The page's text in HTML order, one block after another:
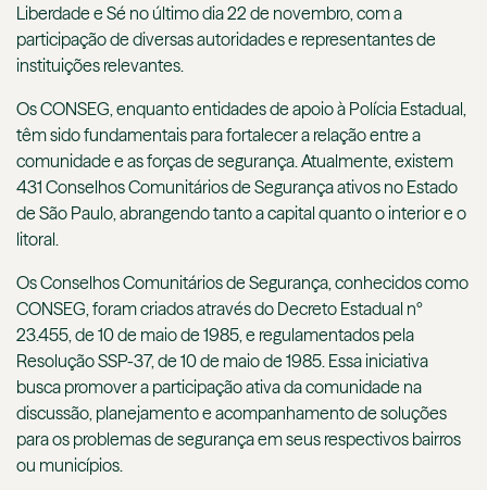
Liberdade e Sé no último dia 22 de novembro, com a
participação de diversas autoridades e representantes de
instituições relevantes.
Os CONSEG, enquanto entidades de apoio à Polícia Estadual,
têm sido fundamentais para fortalecer a relação entre a
comunidade e as forças de segurança. Atualmente, existem
431 Conselhos Comunitários de Segurança ativos no Estado
de São Paulo, abrangendo tanto a capital quanto o interior e o
litoral.
Os Conselhos Comunitários de Segurança, conhecidos como
CONSEG, foram criados através do Decreto Estadual nº
23.455, de 10 de maio de 1985, e regulamentados pela
Resolução SSP-37, de 10 de maio de 1985. Essa iniciativa
busca promover a participação ativa da comunidade na
discussão, planejamento e acompanhamento de soluções
para os problemas de segurança em seus respectivos bairros
ou municípios.